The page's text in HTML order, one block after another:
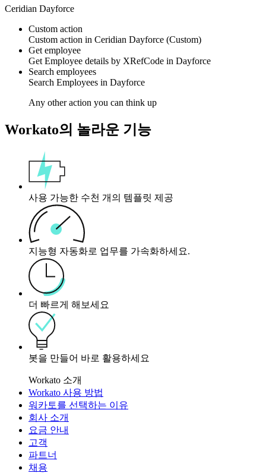
Ceridian Dayforce
Custom action
Custom action in Ceridian Dayforce (Custom)
Get employee
Get Employee details by XRefCode in Dayforce
Search employees
Search Employees in Dayforce
Any other action you can think up
Workato의 놀라운 기능
사용 가능한 수천 개의 템플릿 제공
지능형 자동화로 업무를 가속화하세요.
더 빠르게 해보세요
봇을 만들어 바로 활용하세요
Workato 소개
Workato 사용 방법
워카토를 선택하는 이유
회사 소개
요금 안내
고객
파트너
채용